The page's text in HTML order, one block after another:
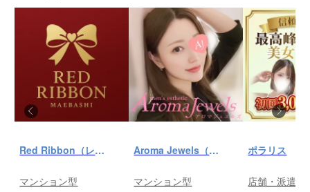
Red Ribbon（レッドリボン）前橋
マンション型
Aroma Jewels（アロマ ジュエルズ）秋葉原ルーム
マンション型
ポラリス
店舗・派遣